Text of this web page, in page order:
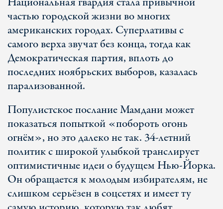
частью городской жизни во многих
американских городах. Суперлативы с
самого верха звучат без конца, тогда как
Демократическая партия, вплоть до
последних ноябрьских выборов, казалась
парализованной.
Популистское послание Мамдани может
показаться попыткой «побороть огонь
огнём», но это далеко не так. 34-летний
политик с широкой улыбкой транслирует
оптимистичные идеи о будущем Нью-Йорка.
Он обращается к молодым избирателям, не
слишком серьёзен в соцсетях и имеет ту